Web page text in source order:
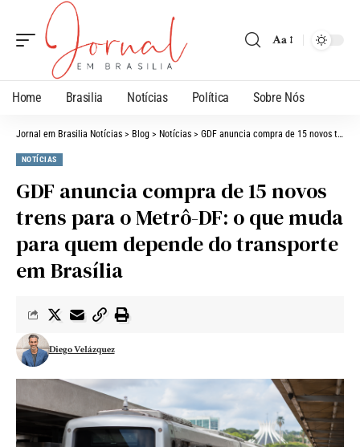
Aa
Home Brasilia Notícias Política Sobre Nós
Jornal em Brasilia Notícias > Blog > Notícias > GDF anuncia compra de 15 novos trens para o Metrô-DF: o que muda para quem depende do transporte em Brasília
NOTÍCIAS
GDF anuncia compra de 15 novos
trens para o Metrô-DF: o que muda
para quem depende do transporte
em Brasília
Diego Velázquez